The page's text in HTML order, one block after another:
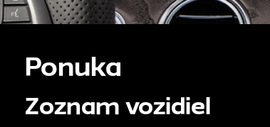
Ponuka
Zoznam vozidiel